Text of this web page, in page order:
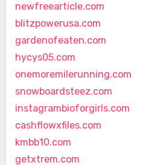
newfreearticle.com
blitzpowerusa.com
gardenofeaten.com
hycys05.com
onemoremilerunning.com
snowboardsteez.com
instagrambioforgirls.com
cashflowxfiles.com
kmbb10.com
getxtrem.com